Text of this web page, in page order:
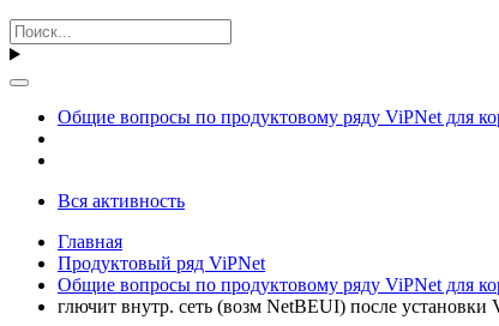
Общие вопросы по продуктовому ряду ViPNet для
Вся активность
Главная
Продуктовый ряд ViPNet
Общие вопросы по продуктовому ряду ViPNet для
глючит внутр. сеть (возм NetBEUI) после установки